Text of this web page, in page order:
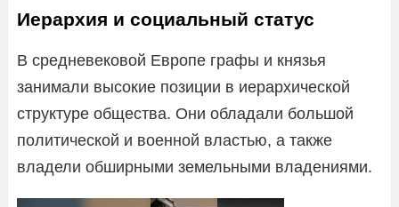
Иерархия и социальный статус
В средневековой Европе графы и князья
занимали высокие позиции в иерархической
структуре общества. Они обладали большой
политической и военной властью, а также
владели обширными земельными владениями.